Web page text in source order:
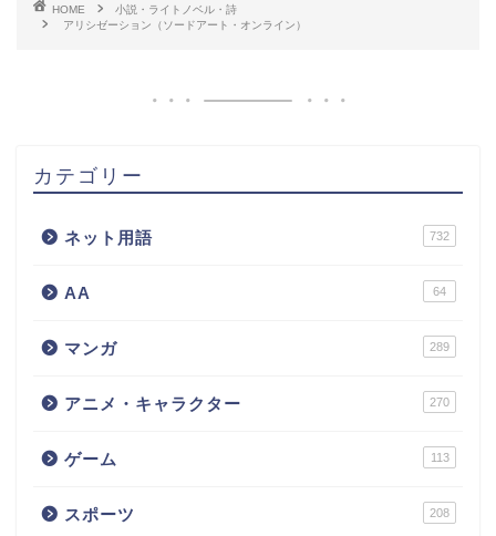
HOME
小説・ライトノベル・詩
アリシゼーション（ソードアート・オンライン）
カテゴリー
ネット用語 732
AA 64
マンガ 289
アニメ・キャラクター 270
ゲーム 113
スポーツ 208